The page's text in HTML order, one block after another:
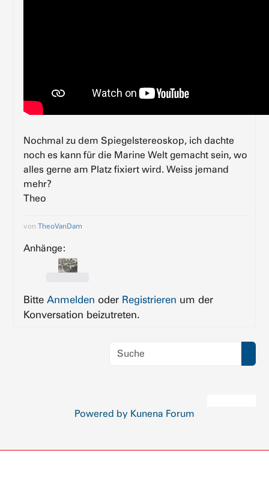
Nochmal zu dem Spiegelstereoskop, ich dachte
noch es kann für die Marine Welt gemacht sein, wo
alles gerne am Platz fixiert wird. Weiss jemand
mehr?
Theo
vonTheoVanDam
Anhänge:
BitteAnmelden oder Registrieren um der
Konversation beizutreten.
Powered by Kunena Forum